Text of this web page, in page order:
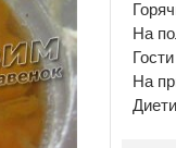
На
На